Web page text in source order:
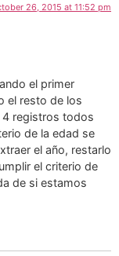
26, 2015 at 11:52 pm
el primer
el resto de los
4 registros todos
de la edad se
el año, restarlo
el criterio de
de si estamos